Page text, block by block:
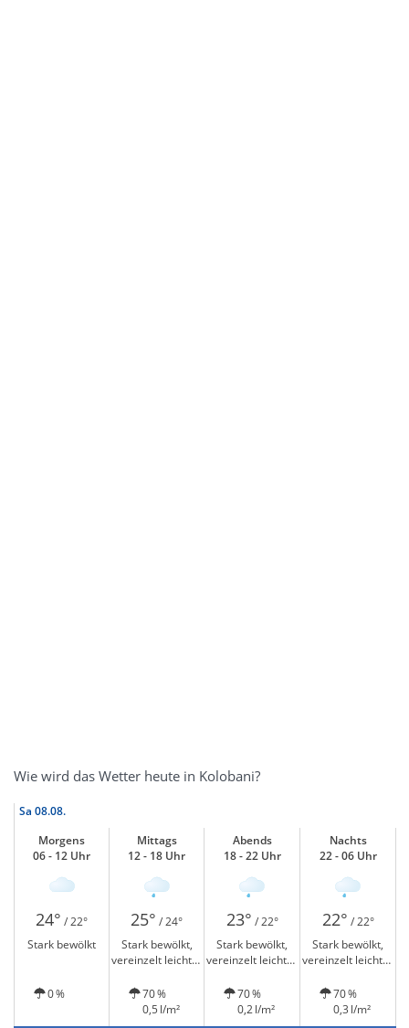
Wie wird das Wetter heute in Kolobani?
Sa 08.08.
Morgens
06 - 12 Uhr
Mittags
12 - 18 Uhr
Abends
18 - 22 Uhr
Nachts
22 - 06 Uhr
24° / 22° 25° / 24° 23° / 22° 22° / 22°
Stark bewölkt
Stark bewölkt,
vereinzelt leichter
Stark bewölkt,
vereinzelt leichter
Stark bewölkt,
vereinzelt leichter
0 %
70 %
0,5 l/m²
70 %
0,2 l/m²
70 %
0,3 l/m²